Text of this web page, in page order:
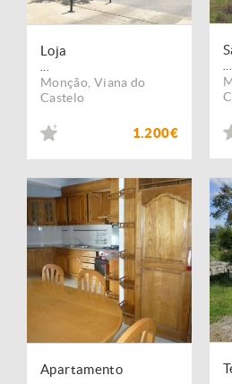
Loja
Monção Viana do
Castelo
1.200€
Apartamento